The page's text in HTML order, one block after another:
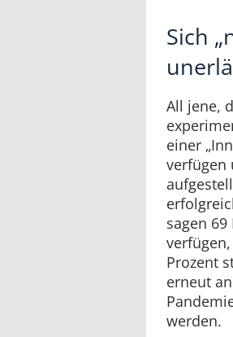
Sich
All jene,
einer
verfügen
sagen
Prozent
erneut
werden.